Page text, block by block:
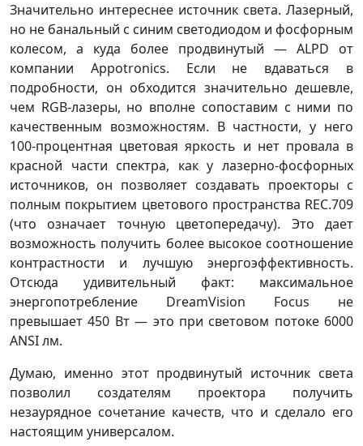
Значительно интереснее источник света. Лазерный,
но не банальный с синим светодиодом и фосфорным
колесом, а куда более продвинутый — ALPD от
компании Appotronics. Если не вдаваться в
подробности, он обходится значительно дешевле,
чем RGB-лазеры, но вполне сопоставим с ними по
качественным возможностям. В частности, у него
100-процентная цветовая яркость и нет провала в
красной части спектра, как у лазерно-фосфорных
источников, он позволяет создавать проекторы с
полным покрытием цветового пространства REC.709
(что означает точную цветопередачу). Это дает
возможность получить более высокое соотношение
контрастности и лучшую энергоэффективность.
Отсюда удивительный факт: максимальное
энергопотребление DreamVision Focus не
превышает 450 Вт — это при световом потоке 6000
ANSI лм.
Думаю, именно этот продвинутый источник света
позволил создателям проектора получить
незаурядное сочетание качеств, что и сделало его
настоящим универсалом.